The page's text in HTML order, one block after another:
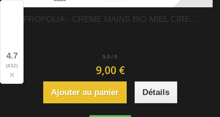
4.7
(432)
×
PROPOLIA - CREME MAINS BIO MIEL CIRE...
5.0 / 5
9,00 €
Ajouter au panier Détails